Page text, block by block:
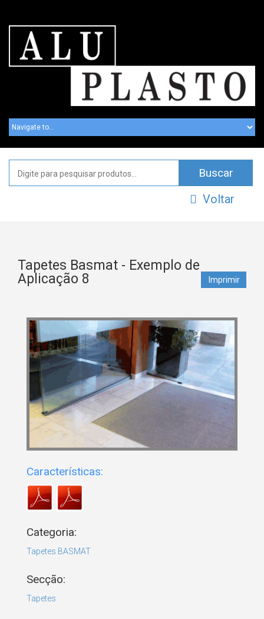
Voltar
Tapetes Basmat - Exemplo de
Aplicação 8
Imprimir
Características:
Categoria:
Tapetes BASMAT
Secção:
Tapetes